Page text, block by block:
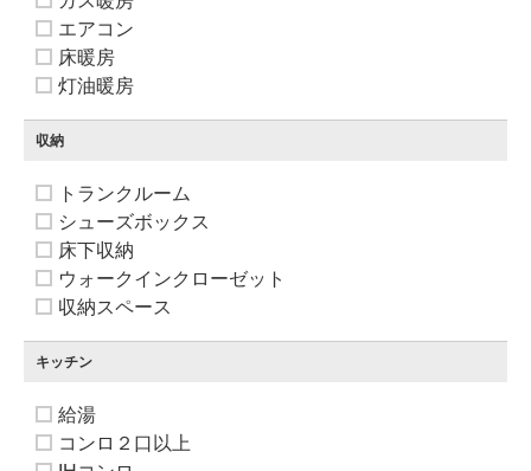
エアコン
床暖房
灯油暖房
収納
トランクルーム
シューズボックス
床下収納
ウォークインクローゼット
収納スペース
キッチン
給湯
コンロ２口以上